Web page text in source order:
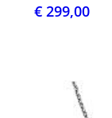
€ 299,00